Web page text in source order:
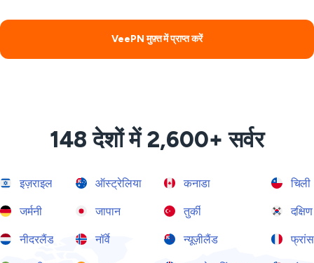
VeePN मुफ़्त में प्राप्त करें
148 देशों में 2,600+ सर्वर
इज़राइल ऑस्ट्रेलिया कनाडा चिली
जर्मनी जापान तुर्की
नीदरलैंड नॉर्वे न्यूज़ीलैंड फ्रांस